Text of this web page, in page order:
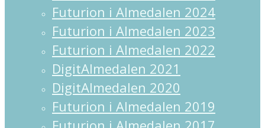
Futurion i Almedalen 2024
Futurion i Almedalen 2023
Futurion i Almedalen 2022
DigitAlmedalen 2021
DigitAlmedalen 2020
Futurion i Almedalen 2019